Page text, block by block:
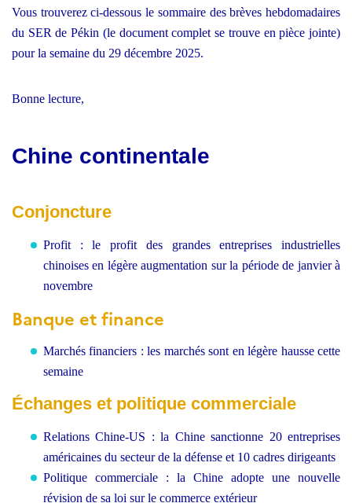
Vous trouverez ci-dessous le sommaire des brèves hebdomadaires
du SER de Pékin (le document complet se trouve en pièce jointe)
pour la semaine du 29 décembre 2025.
Bonne lecture,
Chine continentale
Conjoncture
Profit : le profit des grandes entreprises industrielles
chinoises en légère augmentation sur la période de janvier à
novembre
Banque et finance
Marchés financiers : les marchés sont en légère hausse cette
semaine
Échanges et politique commerciale
Relations Chine-US : la Chine sanctionne 20 entreprises
américaines du secteur de la défense et 10 cadres dirigeants
Politique commerciale : la Chine adopte une nouvelle
révision de sa loi sur le commerce extérieur